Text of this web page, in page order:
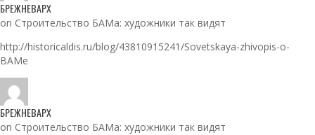
БРЕЖНЕВАРХ
on Строительство БАМа: художники так видят
http://historicaldis.ru/blog/43810915241/Sovetskaya-zhivopis-o-
BAMe
БРЕЖНЕВАРХ
on Строительство БАМа: художники так видят